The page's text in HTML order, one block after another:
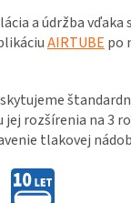
a údržba vďaka
AIRTUBE po
rozšírenia na 3
tlakovej